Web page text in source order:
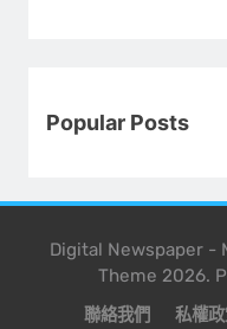
Popular Posts
Digital Newspaper -
Theme 2026.
聯絡我們 私權